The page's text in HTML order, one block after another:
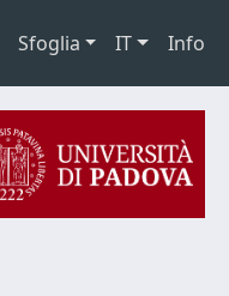
Sfoglia IT Info